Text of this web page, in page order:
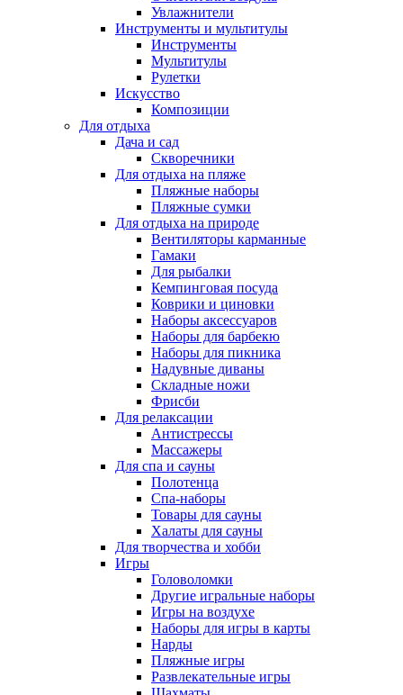
Увлажнители
Инструменты и мультитулы
Инструменты
Мультитулы
Рулетки
Искусство
Композиции
Для отдыха
Дача и сад
Скворечники
Для отдыха на пляже
Пляжные наборы
Пляжные сумки
Для отдыха на природе
Вентиляторы карманные
Гамаки
Для рыбалки
Кемпинговая посуда
Коврики и циновки
Наборы аксессуаров
Наборы для барбекю
Наборы для пикника
Надувные диваны
Складные ножи
Фрисби
Для релаксации
Антистрессы
Массажеры
Для спа и сауны
Полотенца
Спа-наборы
Товары для сауны
Халаты для сауны
Для творчества и хобби
Игры
Головоломки
Другие игральные наборы
Игры на воздухе
Наборы для игры в карты
Нарды
Пляжные игры
Развлекательные игры